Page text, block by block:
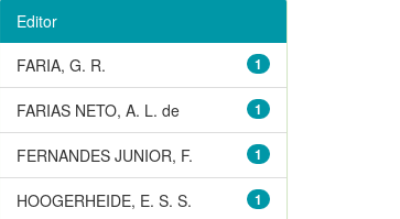
Editor
1
FARIA, G. R.
1
FARIAS NETO, A. L. de
1
FERNANDES JUNIOR, F.
1
HOOGERHEIDE, E. S. S.